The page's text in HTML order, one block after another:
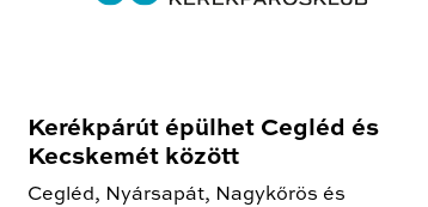
Kerékpárút épülhet Cegléd és
Kecskemét között
Cegléd, Nyársapát, Nagykőrös és